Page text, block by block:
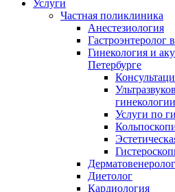
Услуги
Частная поликлиника
Анестезиология
Гастроэнтеролог
Гинекология и
Петербурге
гинекологии
Услуги по
Дерматовенеролог
Диетолог
Кардиология